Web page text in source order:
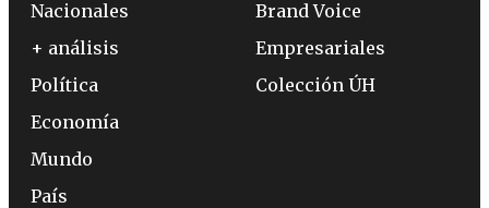
Nacionales
+ análisis
Política
Economía
Mundo
País
Brand Voice
Empresariales
Colección ÚH